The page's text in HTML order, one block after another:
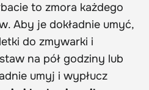
to zmora każdego
Aby je dokładnie umyć,
do zmywarki i
na pół godziny lub
umyj i wypłucz